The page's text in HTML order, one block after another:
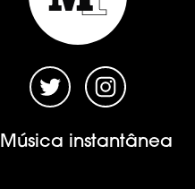
Música instantânea